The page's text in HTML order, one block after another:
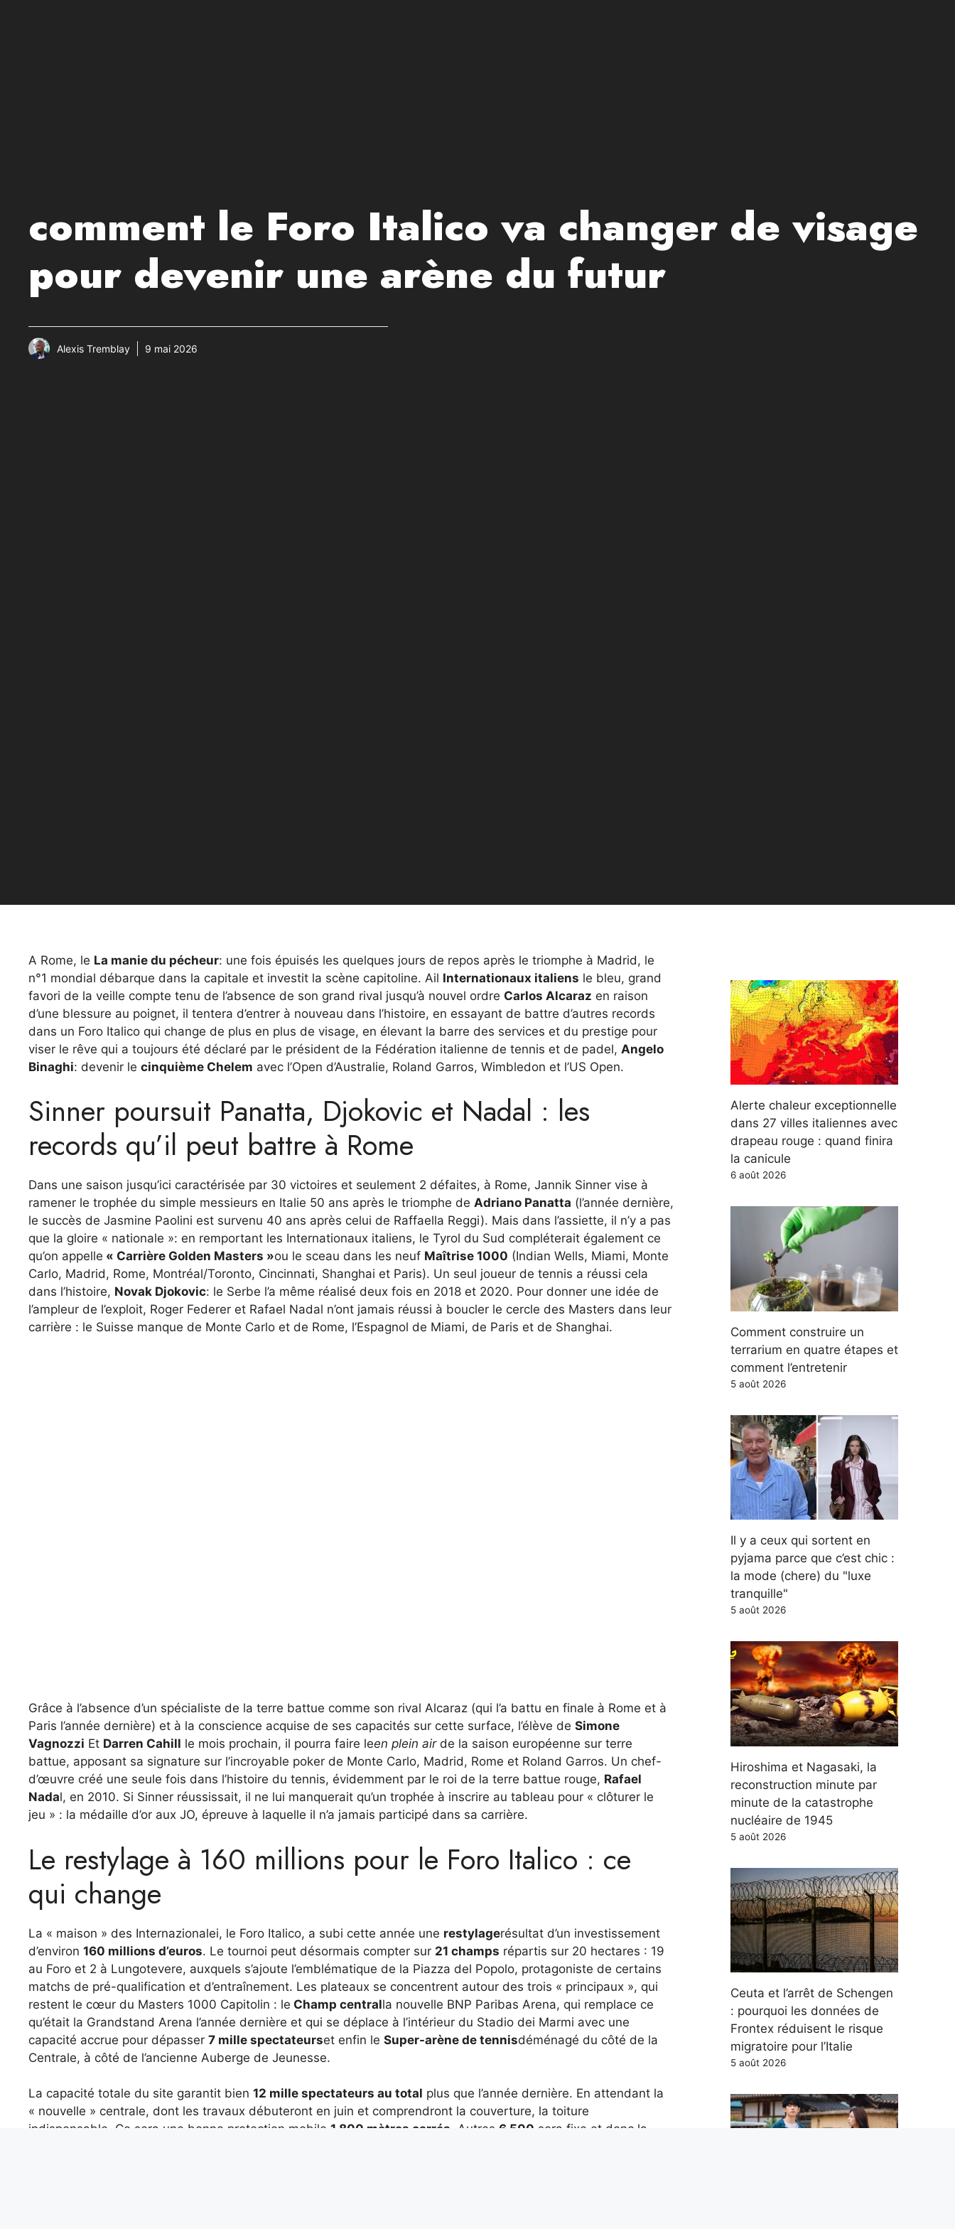
comment le Foro Italico va changer de visage
pour devenir une arène du futur
Alexis Tremblay 9 mai 2026
A Rome, le La manie du pécheur: une fois épuisés les quelques jours de repos après le triomphe à Madrid, le
n°1 mondial débarque dans la capitale et investit la scène capitoline. Ail Internationaux italiens le bleu, grand
favori de la veille compte tenu de l’absence de son grand rival jusqu’à nouvel ordre Carlos Alcaraz en raison
d’une blessure au poignet, il tentera d’entrer à nouveau dans l’histoire, en essayant de battre d’autres records
dans un Foro Italico qui change de plus en plus de visage, en élevant la barre des services et du prestige pour
viser le rêve qui a toujours été déclaré par le président de la Fédération italienne de tennis et de padel, Angelo
Binaghi: devenir le cinquième Chelem avec l’Open d’Australie, Roland Garros, Wimbledon et l’US Open.
Sinner poursuit Panatta, Djokovic et Nadal : les
records qu’il peut battre à Rome
Dans une saison jusqu’ici caractérisée par 30 victoires et seulement 2 défaites, à Rome, Jannik Sinner vise à
ramener le trophée du simple messieurs en Italie 50 ans après le triomphe de Adriano Panatta (l’année dernière,
le succès de Jasmine Paolini est survenu 40 ans après celui de Raffaella Reggi). Mais dans l’assiette, il n’y a pas
que la gloire « nationale »: en remportant les Internationaux italiens, le Tyrol du Sud compléterait également ce
qu’on appelle « Carrière Golden Masters »ou le sceau dans les neuf Maîtrise 1000 (Indian Wells, Miami, Monte
Carlo, Madrid, Rome, Montréal/Toronto, Cincinnati, Shanghai et Paris). Un seul joueur de tennis a réussi cela
dans l’histoire, Novak Djokovic: le Serbe l’a même réalisé deux fois en 2018 et 2020. Pour donner une idée de
l’ampleur de l’exploit, Roger Federer et Rafael Nadal n’ont jamais réussi à boucler le cercle des Masters dans leur
carrière : le Suisse manque de Monte Carlo et de Rome, l’Espagnol de Miami, de Paris et de Shanghai.
Grâce à l’absence d’un spécialiste de la terre battue comme son rival Alcaraz (qui l’a battu en finale à Rome et à
Paris l’année dernière) et à la conscience acquise de ses capacités sur cette surface, l’élève de Simone
Vagnozzi Et Darren Cahill le mois prochain, il pourra faire leen plein airde la saison européenne sur terre
battue, apposant sa signature sur l’incroyable poker de Monte Carlo, Madrid, Rome et Roland Garros. Un chef-
d’œuvre créé une seule fois dans l’histoire du tennis, évidemment par le roi de la terre battue rouge, Rafael
Nadal, en 2010. Si Sinner réussissait, il ne lui manquerait qu’un trophée à inscrire au tableau pour « clôturer le
jeu » : la médaille d’or aux JO, épreuve à laquelle il n’a jamais participé dans sa carrière.
Le restylage à 160 millions pour le Foro Italico : ce
qui change
La « maison » des Internazionalei, le Foro Italico, a subi cette année une restylagerésultat d’un investissement
d’environ 160 millions d’euros. Le tournoi peut désormais compter sur 21 champs répartis sur 20 hectares : 19
au Foro et 2 à Lungotevere, auxquels s’ajoute l’emblématique de la Piazza del Popolo, protagoniste de certains
matchs de pré-qualification et d’entraînement. Les plateaux se concentrent autour des trois « principaux », qui
restent le cœur du Masters 1000 Capitolin : le Champ centralla nouvelle BNP Paribas Arena, qui remplace ce
qu’était la Grandstand Arena l’année dernière et qui se déplace à l’intérieur du Stadio dei Marmi avec une
capacité accrue pour dépasser 7 mille spectateurset enfin le Super-arène de tennisdéménagé du côté de la
Centrale, à côté de l’ancienne Auberge de Jeunesse.
La capacité totale du site garantit bien 12 mille spectateurs au total plus que l’année dernière. En attendant la
« nouvelle » centrale, dont les travaux débuteront en juin et comprendront la couverture, la toiture
indispensable. Ce sera une bonne protection mobile 1 800 mètres carrés . Autres 6 500 sera fixe et donc la
Alerte chaleur exceptionnelle
dans 27 villes italiennes avec
drapeau rouge : quand finira
la canicule
6 août 2026
Comment construire un
terrarium en quatre étapes et
comment l’entretenir
5 août 2026
Il y a ceux qui sortent en
pyjama parce que c’est chic :
la mode (chere) du "luxe
tranquille"
5 août 2026
Hiroshima et Nagasaki, la
reconstruction minute par
minute de la catastrophe
nucléaire de 1945
5 août 2026
Ceuta et l’arrêt de Schengen
: pourquoi les données de
Frontex réduisent le risque
migratoire pour l’Italie
5 août 2026